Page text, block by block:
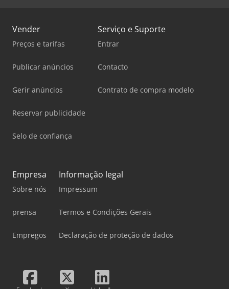
Vender
Preços e tarifas
Publicar anúncios
Gerir anúncios
Reservar publicidade
Selo de confiança
Serviço e Suporte
Entrar
Contacto
Contrato de compra modelo
Empresa
Sobre nós
prensa
Empregos
Informação legal
Impressum
Termos e Condições Gerais
Declaração de proteção de dados